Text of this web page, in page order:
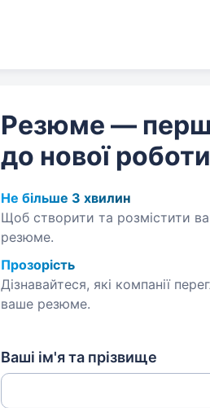
Резюме —
до нової роботи
Не більше 3 хвилин
Щоб створити та розмістити
резюме.
Прозорість
Дізнавайтеся, які компанії
ваше резюме.
Ваші ім'я та прізвище